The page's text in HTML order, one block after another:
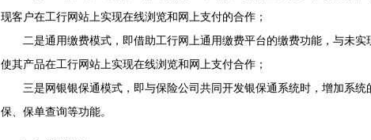
现客户在工行网站上实现在线浏览和网上支付的合作；
二是通用缴费模式，即借助工行网上通用缴费平台的缴费功能，与未实
使其产品在工行网站上实现在线浏览和网上支付合作；
三是网银银保通模式，即与保险公司共同开发银保通系统时，增加系统
保、保单查询等功能。